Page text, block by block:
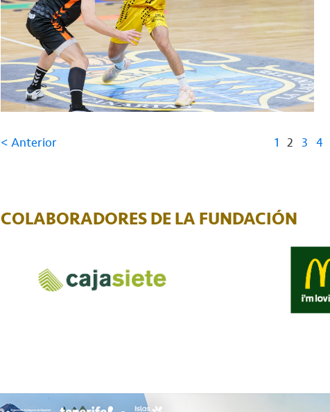
< Anterior 1 2 3 4
COLABORADORES DE LA FUNDACIÓN